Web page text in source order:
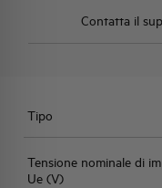
Contatta il
Tipo
Tensione nominale di
Ue (V)